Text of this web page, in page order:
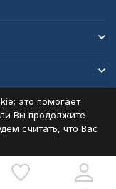
это помогает
Вы продолжите
считать, что Вас